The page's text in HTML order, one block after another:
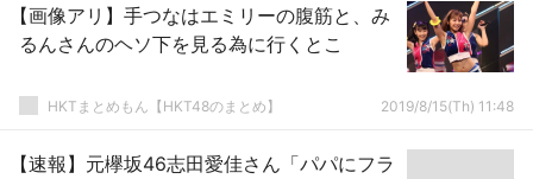
【画像アリ】手つなはエミリーの腹筋と、み
るんさんのヘソ下を見る為に行くとこ
HKTまとめもん【HKT48のまとめ】 2019/8/15(Th) 11:48
【速報】元欅坂46志田愛佳さん「パパにフラ